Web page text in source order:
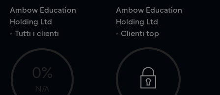
Ambow Education
Holding Ltd
- Tutti i clienti
0%
N/A
Ambow Education
Holding Ltd
- Clienti top